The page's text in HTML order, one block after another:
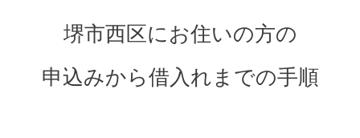
堺市西区にお住いの方の
申込みから借入れまでの手順